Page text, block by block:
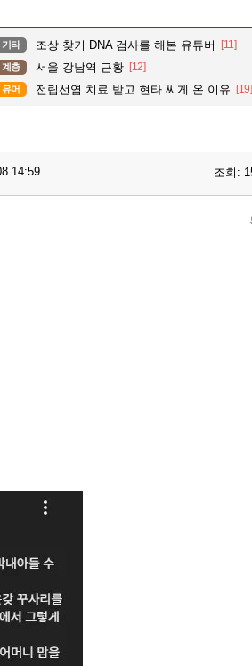
기타 조상 찾기 DNA 검사를 해본 유튜버 [11]
계층 서울 강남역 근황 [12]
유머 전립선염 치료 받고 현타 씨게 온 이유 [19]
14:59 조회: